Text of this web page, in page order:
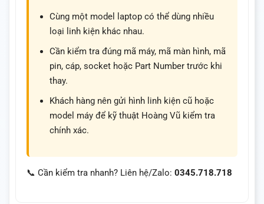
Cùng một model laptop có thể dùng nhiều
loại linh kiện khác nhau.
Cần kiểm tra đúng mã máy, mã màn hình, mã
pin, cáp, socket hoặc Part Number trước khi
thay.
Khách hàng nên gửi hình linh kiện cũ hoặc
model máy để kỹ thuật Hoàng Vũ kiểm tra
chính xác.
📞 Cần kiểm tra nhanh? Liên hệ/Zalo: 0345.718.718